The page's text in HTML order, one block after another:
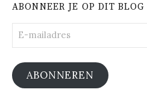
ABONNEER JE OP DIT
mailadres
ABONNEREN